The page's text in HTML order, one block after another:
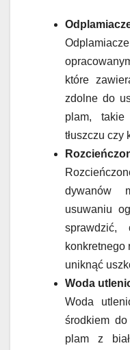
które
zdolne do
plam,
tłuszczu czy
dywanów
usuwaniu
konkretnego
uniknąć
Woda
Woda
środkiem
plam z